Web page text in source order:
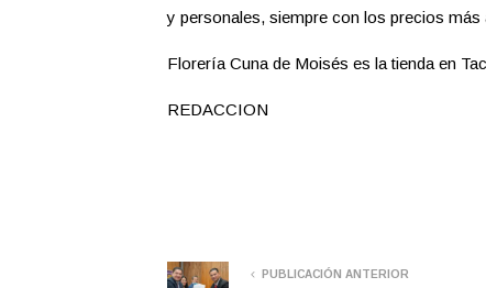
y personales, siempre con los precios más
Florería Cuna de Moisés es la tienda en
REDACCION
PUBLICACIÓN ANTERIOR